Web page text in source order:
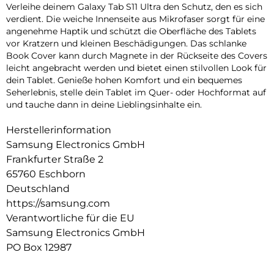
Verleihe deinem Galaxy Tab S11 Ultra den Schutz, den es sich
verdient. Die weiche Innenseite aus Mikrofaser sorgt für eine
angenehme Haptik und schützt die Oberfläche des Tablets
vor Kratzern und kleinen Beschädigungen. Das schlanke
Book Cover kann durch Magnete in der Rückseite des Covers
leicht angebracht werden und bietet einen stilvollen Look für
dein Tablet. Genieße hohen Komfort und ein bequemes
Seherlebnis, stelle dein Tablet im Quer- oder Hochformat auf
und tauche dann in deine Lieblingsinhalte ein.
Herstellerinformation
Samsung Electronics GmbH
Frankfurter Straße 2
65760 Eschborn
Deutschland
https://samsung.com
Verantwortliche für die EU
Samsung Electronics GmbH
PO Box 12987